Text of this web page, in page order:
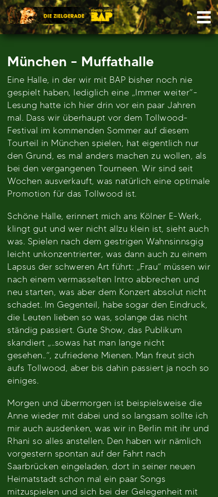
Skip
to
content
München – Muffathalle
Eine Halle, in der wir mit BAP bisher noch nie
gespielt haben, lediglich eine „Immer weiter“-
Lesung hatte ich hier drin vor ein paar Jahren
mal. Dass wir überhaupt vor dem Tollwood-
Festival im kommenden Sommer auf diesem
Tourteil in München spielen, hat eigentlich nur
den Grund, es mal anders machen zu wollen, als
bei den vergangenen Tourneen. Wir sind seit
Wochen ausverkauft, was natürlich eine optimale
Promotion für das Tollwood ist.
Schöne Halle, erinnert mich ans Kölner E-Werk,
klingt gut und wer nicht allzu klein ist, sieht auch
was. Spielen nach dem gestrigen Wahnsinnsgig
leicht unkonzentrierter, was dann auch zu einem
Lapsus der schweren Art führt: „Frau“ müssen wir
nach einem vermasselten Intro abbrechen und
neu starten, was aber dem Konzert absolut nicht
schadet. Im Gegenteil, habe sogar den Eindruck,
die Leuten lieben so was, solange das nicht
ständig passiert. Gute Show, das Publikum
skandiert „..sowas hat man lange nicht
gesehen..“, zufriedene Mienen. Man freut sich
aufs Tollwood, aber bis dahin passiert ja noch so
einiges.
Morgen und übermorgen ist beispielsweise die
Anne wieder mit dabei und so langsam sollte ich
mir auch ausdenken, was wir in Berlin mit ihr und
Rhani so alles anstellen. Den haben wir nämlich
vorgestern spontan auf der Fahrt nach
Saarbrücken eingeladen, dort in seiner neuen
Heimatstadt schon mal ein paar Songs
mitzuspielen und sich bei der Gelegenheit mit